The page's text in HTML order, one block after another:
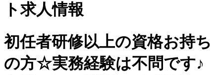
ト求人情報
初任者研修以上の資格お持ち
の方☆実務経験は不問です♪